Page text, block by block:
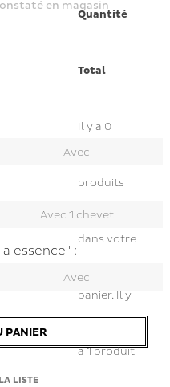
Quantité
Total
Il y a 0
produits
dans votre
panier. Il y
a 1 produit
en magasin
Avec
Avec 1 chevet
essence" :
Avec
PANIER
LISTE